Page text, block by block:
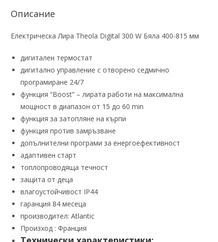
Описание
Електрическа Лира Theola Digital 300 W Бяла 400-815 мм
дигитален термостат
дигитално управление с отворено седмично
програмиране 24/7
функция “Boost“ – лирата работи на максимална
мощност в диапазон от 15 до 60 min
функция за затопляне на кърпи
функция против замръзване
допълнителни програми за енергоефективност
адаптивен старт
топлопроводяща течност
защита от деца
влагоустойчивост IP44
гаранция 84 месеца
производител: Atlantic
Произход : Франция